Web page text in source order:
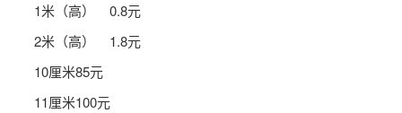
1米（高） 0.8元
2米（高） 1.8元
10厘米85元
11厘米100元